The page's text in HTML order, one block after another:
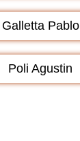
Galletta Pablo
Poli Agustin